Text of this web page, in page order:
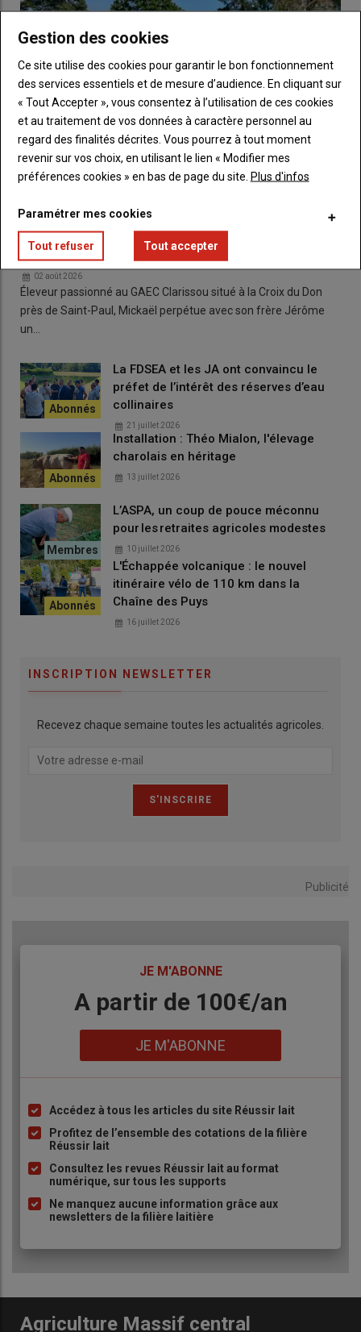
Portrait Mickaël Clarissou : l’éleveur limousin qui
sculpte l’avenir de son troupeau
02 août 2026
Éleveur passionné au GAEC Clarissou situé à la Croix du Don
près de Saint-Paul, Mickaël perpétue avec son frère Jérôme
un…
La FDSEA et les JA ont convaincu le
préfet de l’intérêt des réserves d’eau
collinaires
21 juillet 2026
Installation : Théo Mialon, l'élevage
charolais en héritage
13 juillet 2026
L’ASPA, un coup de pouce méconnu
pour les retraites agricoles modestes
10 juillet 2026
L'Échappée volcanique : le nouvel
itinéraire vélo de 110 km dans la
Chaîne des Puys
16 juillet 2026
INSCRIPTION NEWSLETTER
Recevez chaque semaine toutes les actualités agricoles.
Publicité
JE M'ABONNE
BodyA partir de 100€/an
JE M'ABONNE
Liste
à
puce
Accédez à tous les articles du site Réussir lait
Profitez de l’ensemble des cotations de la filière
Réussir lait
Consultez les revues Réussir lait au format
numérique, sur tous les supports
Ne manquez aucune information grâce aux
newsletters de la filière laitière
Agriculture Massif central
Gestion des cookies
Ce site utilise des cookies pour garantir le bon fonctionnement
des services essentiels et de mesure d’audience. En cliquant sur
« Tout Accepter », vous consentez à l’utilisation de ces cookies
et au traitement de vos données à caractère personnel au
regard des finalités décrites. Vous pourrez à tout moment
revenir sur vos choix, en utilisant le lien « Modifier mes
préférences cookies » en bas de page du site. Plus d'infos
Paramétrer mes cookies
Tout refuser Tout accepter